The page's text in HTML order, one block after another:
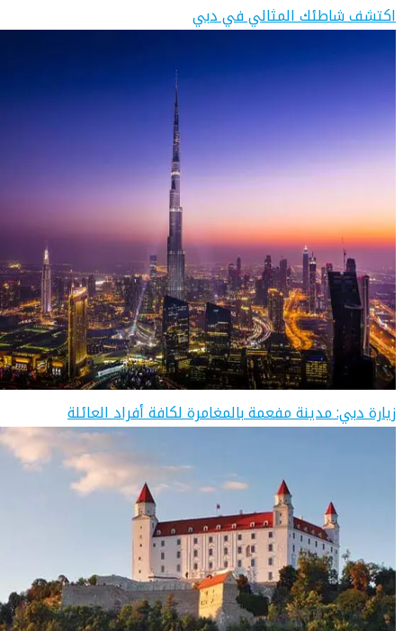
اكتشف شاطئك المثالي في دبي
زيارة دبي: مدينة مفعمة بالمغامرة لكافة أفراد العائلة